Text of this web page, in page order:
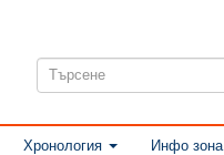
Хронология Инфо зона